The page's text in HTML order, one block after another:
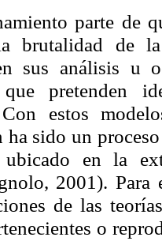
parte de
brutalidad de
sus análisis u
que pretenden
estos
ha sido un
ubicado en la
2001). Para
de las
o